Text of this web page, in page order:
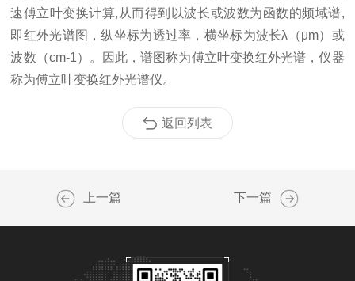
速傅立叶变换计算,从而得到以波长或波数为函数的频域谱,
即红外光谱图，纵坐标为透过率，横坐标为波长λ（μm）或
波数（cm-1）。因此，谱图称为傅立叶变换红外光谱，仪器
称为傅立叶变换红外光谱仪。
返回列表
上一篇 下一篇